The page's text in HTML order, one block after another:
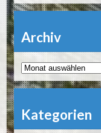
Archiv
Archiv
Kategorien